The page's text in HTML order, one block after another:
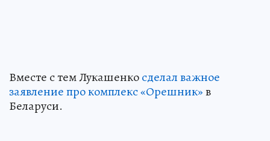
Вместе с тем Лукашенкосделал важное
заявление про комплекс «Орешник»в
Беларуси.